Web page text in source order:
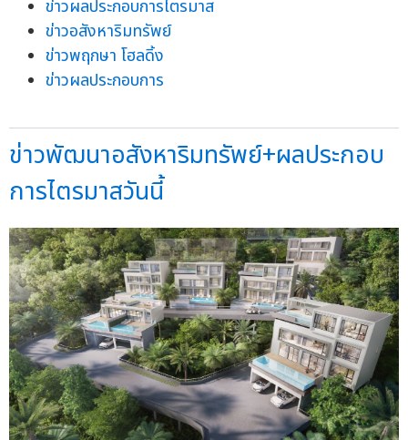
ข่าวผลประกอบการไตรมาส
ข่าวอสังหาริมทรัพย์
ข่าวพฤกษา โฮลดิ้ง
ข่าวผลประกอบการ
ข่าวพัฒนาอสังหาริมทรัพย์+ผลประกอบ
การไตรมาสวันนี้